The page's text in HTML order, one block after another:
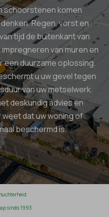
schoorstenen komen
Regen, vorst en
tijd de buitenkant van
van muren en
duurzame oplossing.
u uw gevel tegen
van uw metselwerk.
deskundig advies en
dat uw woning of
beschermd is.
sinds 1993